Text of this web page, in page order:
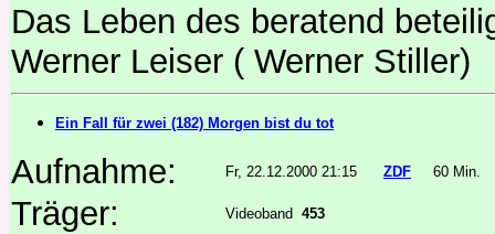
Das Leben des beratend
Werner Leiser ( Werner Stiller)
Ein Fall für zwei (182) Morgen bist du tot
Aufnahme: Fr, 22.12.2000 21:15 ZDF 60 Min.
Träger: Videoband 453